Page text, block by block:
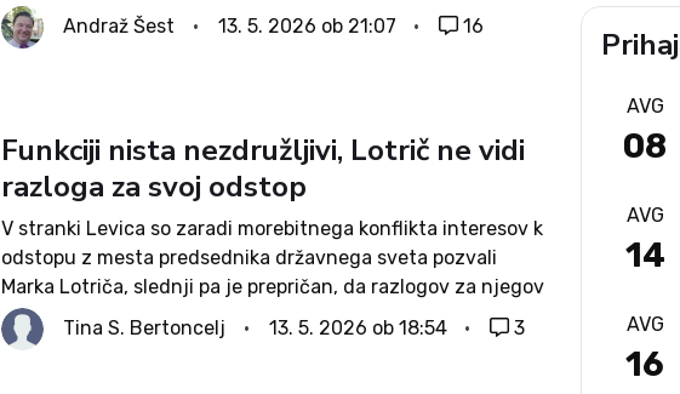
evropskih mestih in še bi lahko naštevali, so postali del
vsakdana. V to normalizacijo nasilja so...
Andraž Šest 13. 5. 2026 ob 21:07 16
Funkciji nista nezdružljivi, Lotrič ne vidi
razloga za svoj odstop
V stranki Levica so zaradi morebitnega konflikta interesov k
odstopu z mesta predsednika državnega sveta pozvali
Marka Lotriča, slednji pa je prepričan, da razlogov za njegov
odstop ni. Zaradi morebitnega konflikta interesov bodo v
Levici prijavo podali tudi na KPK...
Tina S. Bertoncelj 13. 5. 2026 ob 18:54 3
AVG
08
AVG
14
AVG
16